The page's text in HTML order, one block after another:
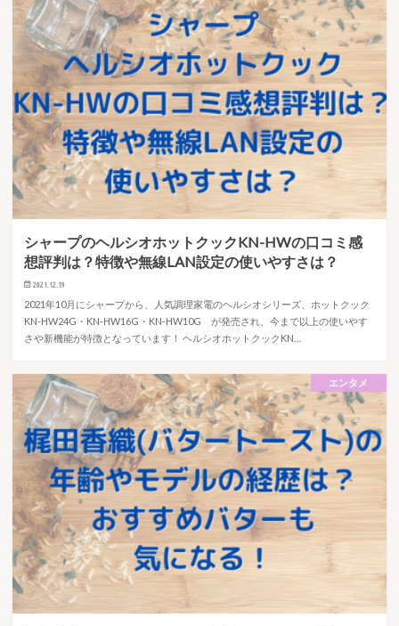
シャープのヘルシオホットクックKN-HWの口コミ感
想評判は？特徴や無線LAN設定の使いやすさは？
2021.12.19
2021年10月にシャープから、人気調理家電のヘルシオシリーズ、ホットクック
KN-HW24G・KN-HW16G・KN-HW10G が発売され、今まで以上の使いやす
さや新機能が特徴となっています！ ヘルシオホットクックKN…
エンタメ